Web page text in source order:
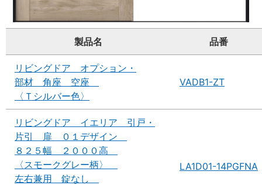
製品名 品番
リビングドア オプション・
部材 角座 空座
〈Ｔシルバー色〉
VADB1-ZT
リビングドア イエリア 引戸・
片引 扉 ０１デザイン
８２５幅 ２０００高
〈スモークグレー柄〉
左右兼用 錠なし
LA1D01-14PGFNA